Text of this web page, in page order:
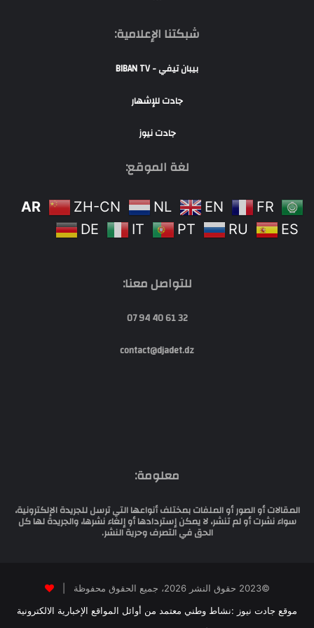
شبكتنا الإعلامية:
بيبان تيفي - BIBAN TV
جادت للإشهار
جادت نيوز
لغة الموقع:
AR ZH-CN NL EN
FR
DE
IT PT RU ES
للتواصل معنا:
32 61 40 94 07
contact@djadet.dz
معلومة:
المقالات أو الصور أو الملفات بمختلف أنواعها التي ترسل للجريدة الإلكترونية،
سواء نشرت أو لم تنشر، لا يمكن إستردادها أو إلغاء نشرها، والجريدة لها كل
الحق في التصرف وحرية النشر.
©2023 حقوق النشر 2026، جميع الحقوق محفوظة |
موقع جادت نيوز :نشاط وطني معتمد من أوائل المواقع الإخبارية الالكترونية